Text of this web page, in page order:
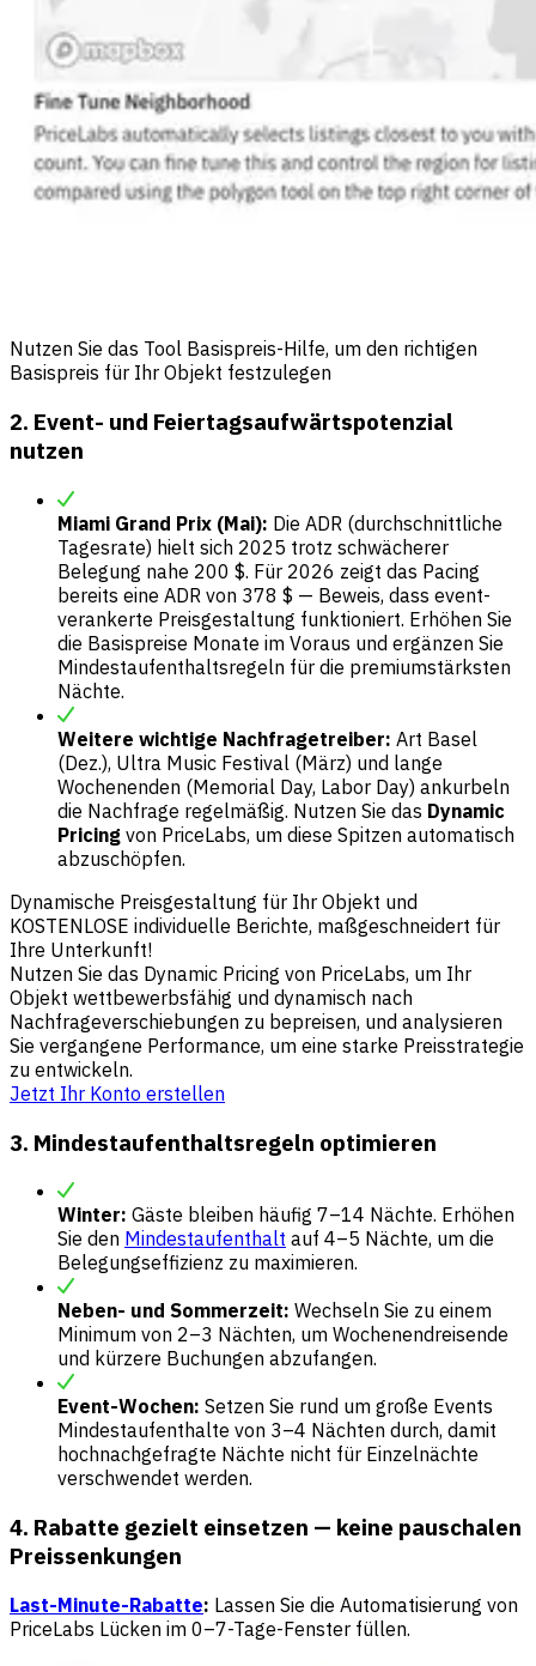
Nutzen Sie das Tool Basispreis-Hilfe, um den richtigen
Basispreis für Ihr Objekt festzulegen
2. Event- und Feiertagsaufwärtspotenzial
nutzen
Miami Grand Prix (Mai): Die ADR (durchschnittliche
Tagesrate) hielt sich 2025 trotz schwächerer
Belegung nahe 200 $. Für 2026 zeigt das Pacing
bereits eine ADR von 378 $ — Beweis, dass event-
verankerte Preisgestaltung funktioniert. Erhöhen Sie
die Basispreise Monate im Voraus und ergänzen Sie
Mindestaufenthaltsregeln für die premiumstärksten
Nächte.
Weitere wichtige Nachfragetreiber: Art Basel
(Dez.), Ultra Music Festival (März) und lange
Wochenenden (Memorial Day, Labor Day) ankurbeln
die Nachfrage regelmäßig. Nutzen Sie das Dynamic
Pricing von PriceLabs, um diese Spitzen automatisch
abzuschöpfen.
Dynamische Preisgestaltung für Ihr Objekt und
KOSTENLOSE individuelle Berichte, maßgeschneidert für
Ihre Unterkunft!
Nutzen Sie das Dynamic Pricing von PriceLabs, um Ihr
Objekt wettbewerbsfähig und dynamisch nach
Nachfrageverschiebungen zu bepreisen, und analysieren
Sie vergangene Performance, um eine starke Preisstrategie
zu entwickeln.
Jetzt Ihr Konto erstellen
3. Mindestaufenthaltsregeln optimieren
Winter: Gäste bleiben häufig 7–14 Nächte. Erhöhen
Sie den Mindestaufenthalt auf 4–5 Nächte, um die
Belegungseffizienz zu maximieren.
Neben- und Sommerzeit: Wechseln Sie zu einem
Minimum von 2–3 Nächten, um Wochenendreisende
und kürzere Buchungen abzufangen.
Event-Wochen: Setzen Sie rund um große Events
Mindestaufenthalte von 3–4 Nächten durch, damit
hochnachgefragte Nächte nicht für Einzelnächte
verschwendet werden.
4. Rabatte gezielt einsetzen — keine pauschalen
Preissenkungen
Last-Minute-Rabatte: Lassen Sie die Automatisierung von
PriceLabs Lücken im 0–7-Tage-Fenster füllen.